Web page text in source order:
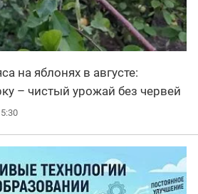
на яблонях в августе:
– чистый урожай без червей